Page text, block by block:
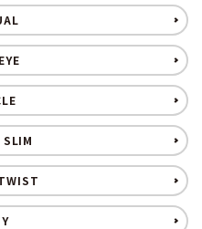
員登録
SLIM